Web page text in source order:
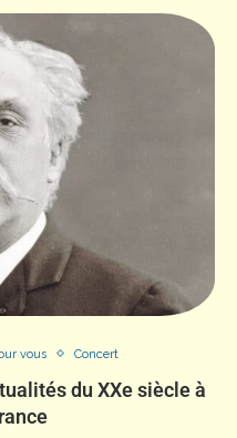
vous Concert
du XXe siècle à